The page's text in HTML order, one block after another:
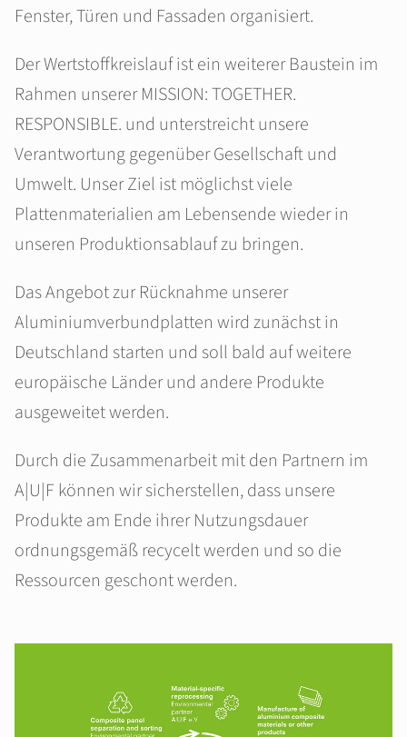
Fenster, Türen und Fassaden organisiert.
Der Wertstoffkreislauf ist ein weiterer Baustein im
Rahmen unserer MISSION: TOGETHER.
RESPONSIBLE. und unterstreicht unsere
Verantwortung gegenüber Gesellschaft und
Umwelt. Unser Ziel ist möglichst viele
Plattenmaterialien am Lebensende wieder in
unseren Produktionsablauf zu bringen.
Das Angebot zur Rücknahme unserer
Aluminiumverbundplatten wird zunächst in
Deutschland starten und soll bald auf weitere
europäische Länder und andere Produkte
ausgeweitet werden.
Durch die Zusammenarbeit mit den Partnern im
A|U|F können wir sicherstellen, dass unsere
Produkte am Ende ihrer Nutzungsdauer
ordnungsgemäß recycelt werden und so die
Ressourcen geschont werden.